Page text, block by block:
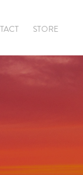
STORE